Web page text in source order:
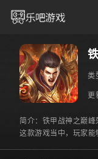
类
更
简介：铁甲战神之巅
这款游戏当中，玩家